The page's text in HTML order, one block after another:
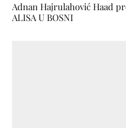
Adnan Hajrulahović Haad
ALISA U BOSNI